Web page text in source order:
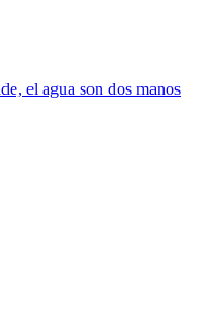
el agua son dos manos